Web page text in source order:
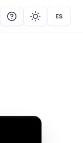
Help Theme Select
ES